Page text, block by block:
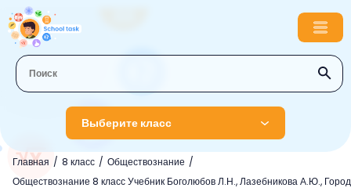
Выберите класс
Главная 8 класс
Обществознание
Обществознание 8 класс Учебник Боголюбов Л.Н., Лазебникова А.Ю.,
1 класс